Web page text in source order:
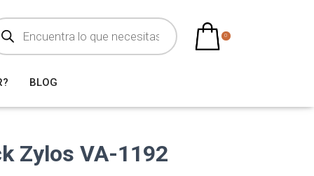
0
BLOG
Zylos VA-1192